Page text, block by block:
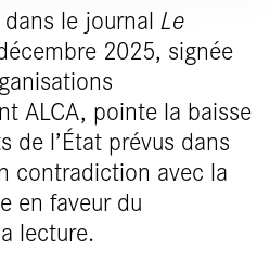
le journal Le
2025, signée
ALCA, pointe la baisse
de l’État prévus dans
contradiction avec la
en faveur du
lecture.